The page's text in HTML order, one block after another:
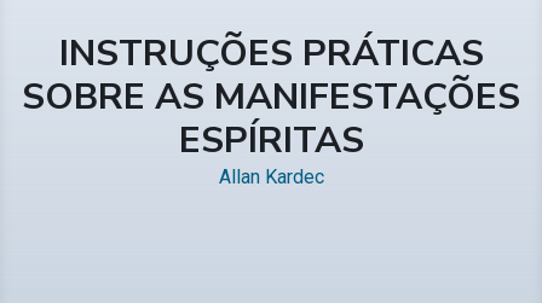
INSTRUÇÕES PRÁTICAS
SOBRE AS MANIFESTAÇÕES
ESPÍRITAS
Allan Kardec